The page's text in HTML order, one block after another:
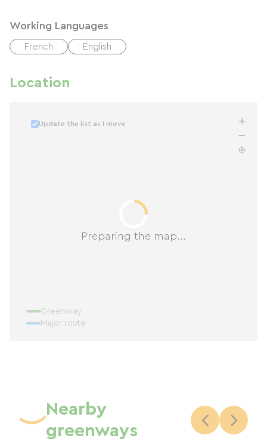
Working Languages
French English
Location
Preparing the map...
Update the list as I move
Greenway
Major route
Nearby
greenways